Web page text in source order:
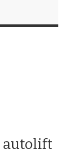
autolift